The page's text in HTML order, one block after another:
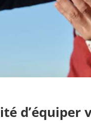
d’équiper